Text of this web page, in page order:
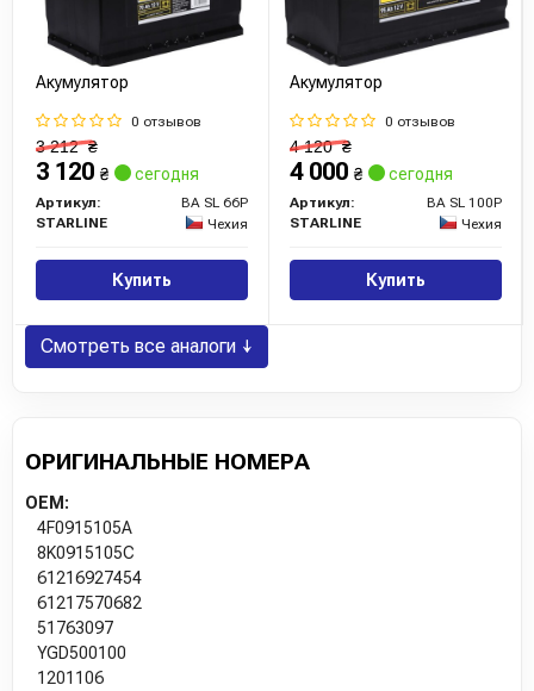
Акумулятор
0 отзывов
3 212₴
3 120 ₴ сегодня
Артикул:
BA SL 66P
STARLINE
Чехия
Купить
Акумулятор
0 отзывов
4 120₴
4 000 ₴ сегодня
Артикул:
BA SL 100P
STARLINE
Чехия
Купить
Смотреть все аналоги ↓
ОРИГИНАЛЬНЫЕ НОМЕРА
OEM:
4F0915105A
8K0915105C
61216927454
61217570682
51763097
YGD500100
1201106